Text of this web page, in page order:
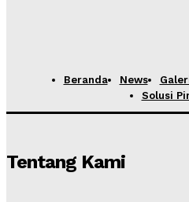
Beranda News
Solusi
Tentang Kami